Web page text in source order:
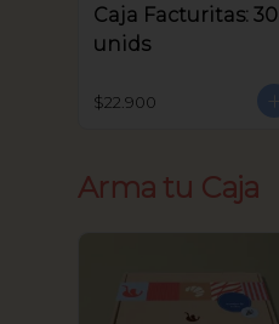
Caja Facturitas: 30
unids
$22.900
Arma tu Caja